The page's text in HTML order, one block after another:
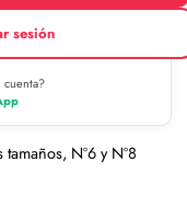
sesión
cuenta?
Nº6 y Nº8